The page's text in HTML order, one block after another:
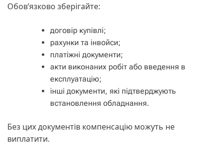
Обов’язково зберігайте:
договір купівлі;
рахунки та інвойси;
платіжні документи;
акти виконаних робіт або введення в
експлуатацію;
інші документи, які підтверджують
встановлення обладнання.
Без цих документів компенсацію можуть не
виплатити.